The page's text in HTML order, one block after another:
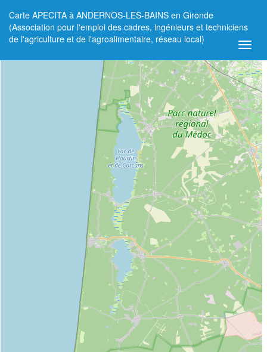
Carte APECITA à ANDERNOS-LES-BAINS en Gironde
(Association pour l'emploi des cadres, ingénieurs et techniciens
de l'agriculture et de l'agroalimentaire, réseau local)
+
−